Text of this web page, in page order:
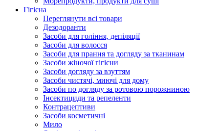
Гігієна
Переглянути всі товари
Дезодоранти
Засоби для гоління, депіляції
Засоби для волосся
Засоби для прання та догляду за тканинам
Засоби жіночої гігієни
Засоби догляду за взуттям
Засоби чистячі, миючі для дому
Засоби по догляду за ротовою порожниною
Інсектициди та репеленти
Контрацептиви
Засоби косметичні
Мило